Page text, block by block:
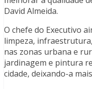
David Almeida.
O chefe do Executivo
limpeza,
nas zonas urbana e
jardinagem e pintura
cidade, deixando-a